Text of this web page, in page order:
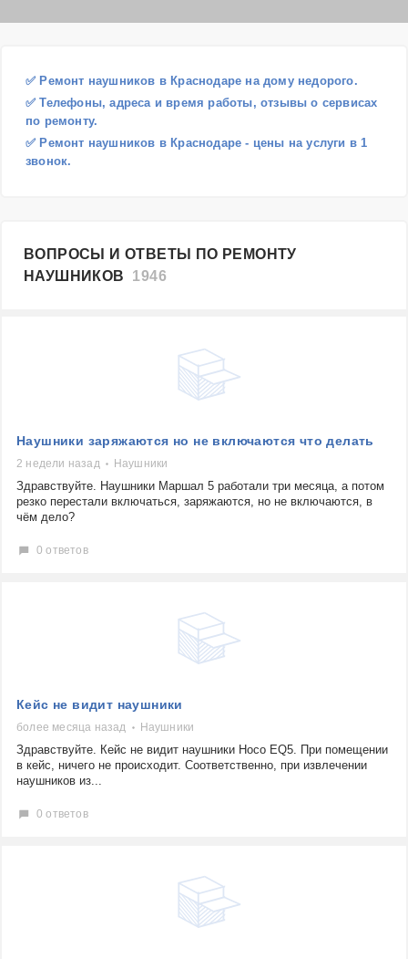
✅ Ремонт наушников в Краснодаре на дому недорого.
✅ Телефоны, адреса и время работы, отзывы о сервисах
по ремонту.
✅ Ремонт наушников в Краснодаре - цены на услуги в 1
звонок.
ВОПРОСЫ И ОТВЕТЫ ПО РЕМОНТУ
НАУШНИКОВ 1946
Наушники заряжаются но не включаются что делать
2 недели назад Наушники
Здравствуйте. Наушники Маршал 5 работали три месяца, а потом
резко перестали включаться, заряжаются, но не включаются, в
чём дело?
0 ответов
Кейс не видит наушники
более месяца назад Наушники
Здравствуйте. Кейс не видит наушники Hoco EQ5. При помещении
в кейс, ничего не происходит. Соответственно, при извлечении
наушников из...
0 ответов